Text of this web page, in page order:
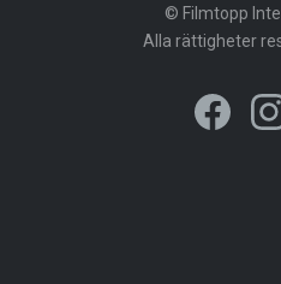
© Filmtopp
Alla rättigheter